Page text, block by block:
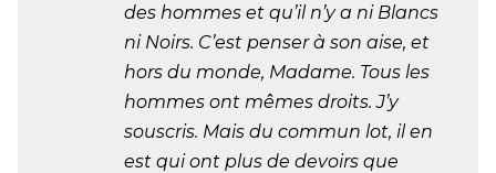
des hommes et qu’il n’y a ni Blancs
ni Noirs. C’est penser à son aise, et
hors du monde, Madame. Tous les
hommes ont mêmes droits. J’y
souscris. Mais du commun lot, il en
est qui ont plus de devoirs que